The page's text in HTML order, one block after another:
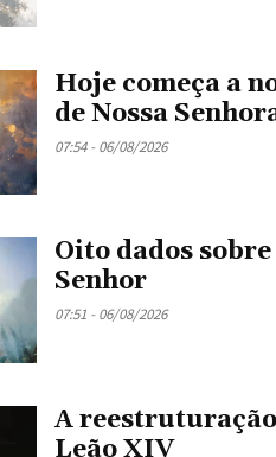
Hoje começa a
de Nossa
07:54 - 06/08/2026
Oito dados
Senhor
07:51 - 06/08/2026
A
Leão XIV